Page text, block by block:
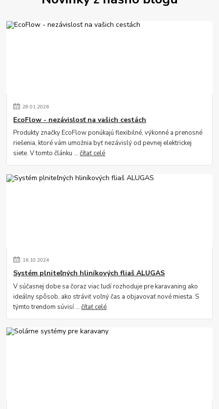
28.01.2026
EcoFlow - nezávislosť na vašich cestách
Produkty značky EcoFlow ponúkajú flexibilné, výkonné a prenosné
riešenia, ktoré vám umožnia byť nezávislý od pevnej elektrickej
siete. V tomto článku ...čítať celé
16.10.2024
Systém plniteľných hliníkových fliaš ALUGAS
V súčasnej dobe sa čoraz viac ľudí rozhoduje pre karavaning ako
ideálny spôsob, ako stráviť voľný čas a objavovať nové miesta. S
týmto trendom súvisí ...čítať celé